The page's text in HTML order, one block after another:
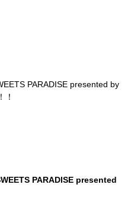
PARADISE presented by
！
PARADISE presented